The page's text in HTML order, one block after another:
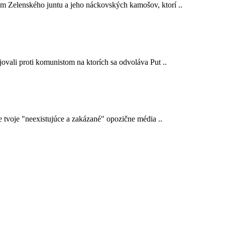
Zelenského juntu a jeho náckovských kamošov, ktorí ..
proti komunistom na ktorích sa odvoláva Put ..
"neexistujúce a zakázané" opozične média ..